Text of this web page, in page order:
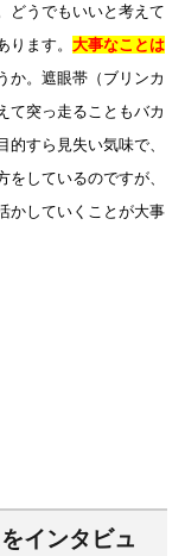
どうでもいいと考えて
ます。 大事なことは
か。遮眼帯（ブリンカ
て突っ走ることもバカ
すら見失い気味で、
しているのですが、
かしていくことが大事
インタビュ